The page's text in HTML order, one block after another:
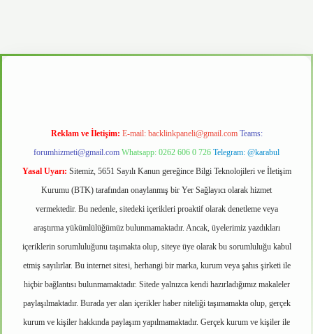
Reklam ve İletişim: E-mail: backlinkpaneli@gmail.com Teams:
forumhizmeti@gmail.com Whatsapp: 0262 606 0 726 Telegram: @karabul
Yasal Uyarı: Sitemiz, 5651 Sayılı Kanun gereğince Bilgi Teknolojileri ve İletişim
Kurumu (BTK) tarafından onaylanmış bir Yer Sağlayıcı olarak hizmet
vermektedir. Bu nedenle, sitedeki içerikleri proaktif olarak denetleme veya
araştırma yükümlülüğümüz bulunmamaktadır. Ancak, üyelerimiz yazdıkları
içeriklerin sorumluluğunu taşımakta olup, siteye üye olarak bu sorumluluğu kabul
etmiş sayılırlar. Bu internet sitesi, herhangi bir marka, kurum veya şahıs şirketi ile
hiçbir bağlantısı bulunmamaktadır. Sitede yalnızca kendi hazırladığımız makaleler
paylaşılmaktadır. Burada yer alan içerikler haber niteliği taşımamakta olup, gerçek
kurum ve kişiler hakkında paylaşım yapılmamaktadır. Gerçek kurum ve kişiler ile